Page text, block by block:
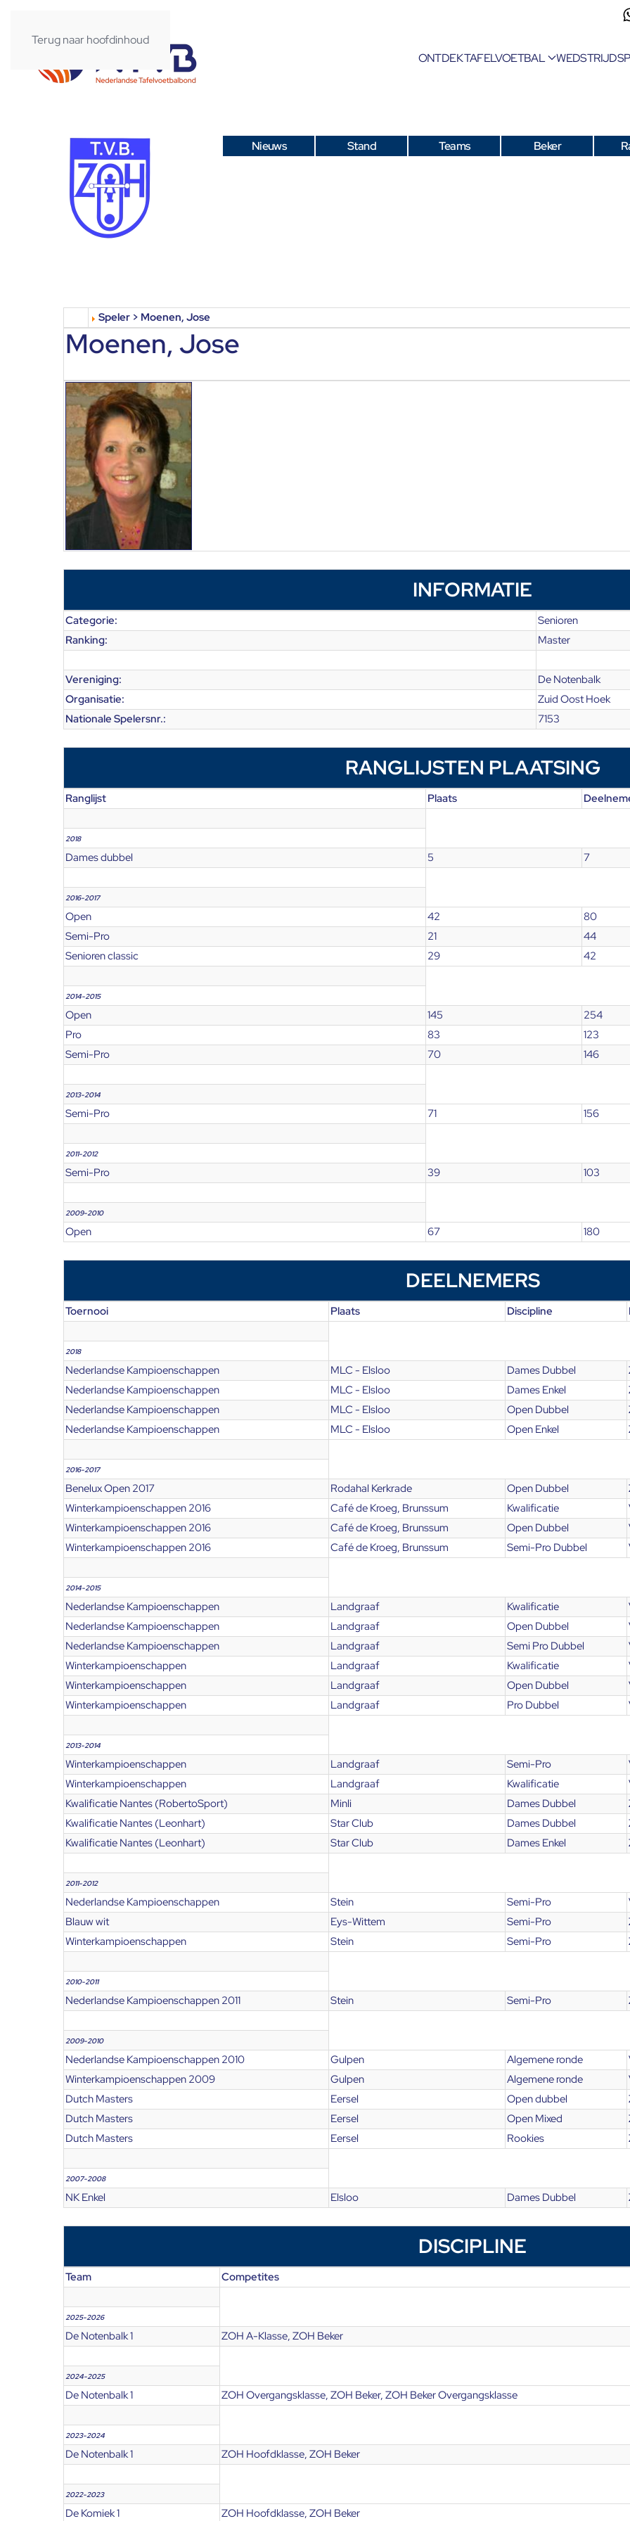
Terug naar hoofdinhoud
ONTDEK TAFELVOETBAL
Nieuws Stand Teams Beker
Speler > Moenen, Jose
Moenen, Jose
INFORMATIE
Categorie:
Senioren
Ranking:
Master
Vereniging:
De Notenbalk
Organisatie:
Zuid Oost Hoek
Nationale Spelersnr.:
7153
RANGLIJSTEN PLAATSING
Ranglijst Plaats
2018
Dames dubbel 5 7
2016-2017
Open 42
80
Semi-Pro
21
44
Senioren classic
29 42
2014-2015
Open 145
254
Pro
83
123
Semi-Pro
70 146
2013-2014
Semi-Pro 71 156
2011-2012
Semi-Pro 39 103
2009-2010
Open 67 180
DEELNEMERS
Toernooi Plaats Discipline
2018
Nederlandse Kampioenschappen MLC - Elsloo Dames Dubbel
Nederlandse Kampioenschappen
MLC - Elsloo Dames Enkel
Nederlandse Kampioenschappen
MLC - Elsloo Open Dubbel
Nederlandse Kampioenschappen
MLC - Elsloo Open Enkel
2016-2017
Benelux Open 2017 Rodahal Kerkrade Open Dubbel
Winterkampioenschappen 2016
Café de Kroeg, Brunssum Kwalificatie
Winterkampioenschappen 2016
Café de Kroeg, Brunssum Open Dubbel
Winterkampioenschappen 2016
Café de Kroeg, Brunssum Semi-Pro Dubbel
2014-2015
Nederlandse Kampioenschappen Landgraaf Kwalificatie
Nederlandse Kampioenschappen
Landgraaf Open Dubbel
Nederlandse Kampioenschappen
Landgraaf Semi Pro Dubbel
Winterkampioenschappen
Landgraaf Kwalificatie
Winterkampioenschappen
Landgraaf Open Dubbel
Winterkampioenschappen
Landgraaf Pro Dubbel
2013-2014
Winterkampioenschappen Landgraaf Semi-Pro
Winterkampioenschappen
Landgraaf Kwalificatie
Kwalificatie Nantes (RobertoSport)
Minli Dames Dubbel
Kwalificatie Nantes (Leonhart)
Star Club Dames Dubbel
Kwalificatie Nantes (Leonhart)
Star Club Dames Enkel
2011-2012
Nederlandse Kampioenschappen Stein Semi-Pro
Blauw wit
Eys-Wittem Semi-Pro
Winterkampioenschappen
Stein Semi-Pro
2010-2011
Nederlandse Kampioenschappen 2011 Stein Semi-Pro
2009-2010
Nederlandse Kampioenschappen 2010 Gulpen Algemene ronde
Winterkampioenschappen 2009
Gulpen Algemene ronde
Dutch Masters
Eersel Open dubbel
Dutch Masters
Eersel Open Mixed
Dutch Masters
Eersel Rookies
2007-2008
NK Enkel Elsloo Dames Dubbel
DISCIPLINE
Team Competites
2025-2026
De Notenbalk 1 ZOH A-Klasse, ZOH Beker
2024-2025
De Notenbalk 1 ZOH Overgangsklasse, ZOH Beker, ZOH Beker Overgangsklasse
2023-2024
De Notenbalk 1 ZOH Hoofdklasse, ZOH Beker
2022-2023
De Komiek 1 ZOH Hoofdklasse, ZOH Beker